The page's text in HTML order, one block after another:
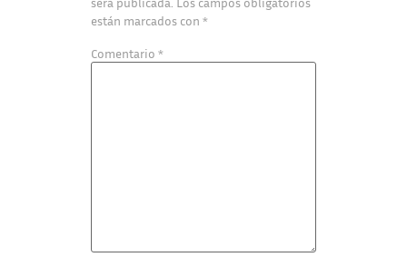
están marcados con *
Comentario *